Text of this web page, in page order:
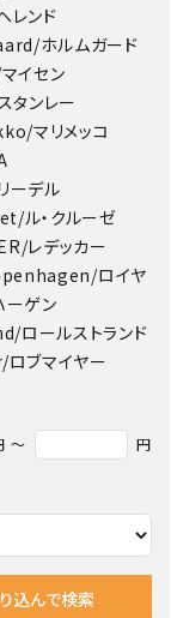
ンド
ホルムガード
イセン
ンレー
マリメッコ
ーデル
ル・クルーゼ
レデッカー
ロイヤ
ーゲン
ロールストランド
ブマイヤー
～ 円
込んで検索